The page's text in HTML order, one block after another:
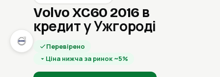
Volvo XC60 2016 в
кредит у Ужгороді
Перевірено
Ціна нижча за ринок ~5%